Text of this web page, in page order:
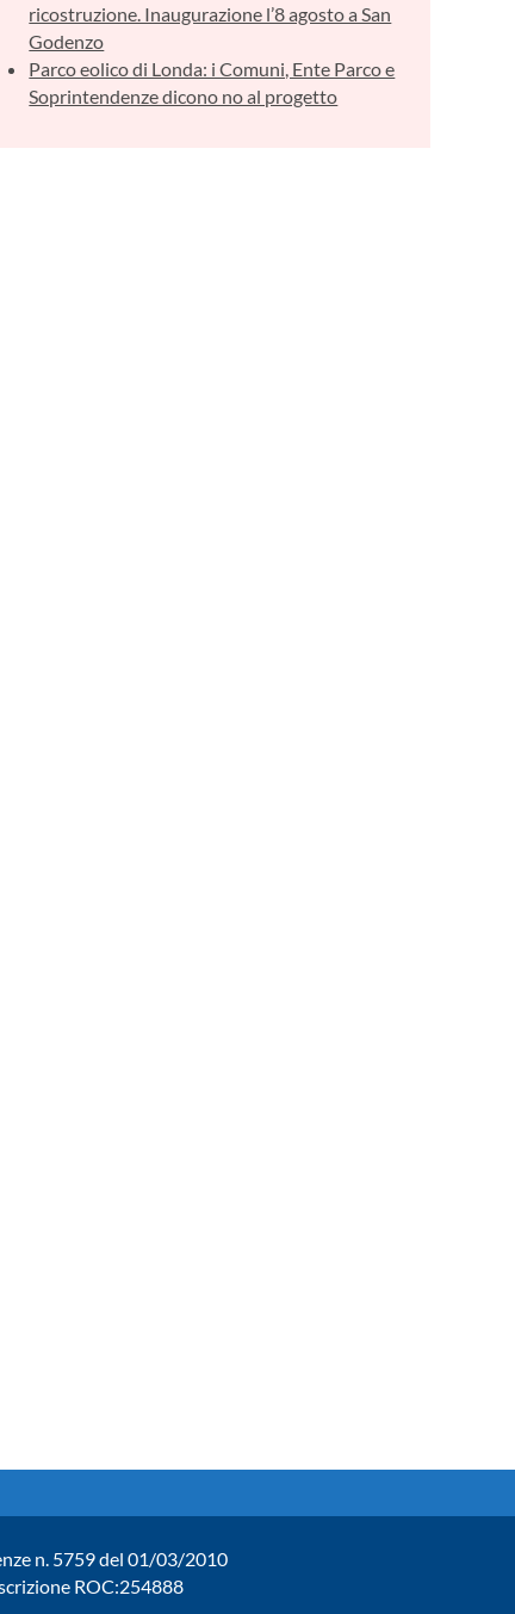
ricostruzione. Inaugurazione l’8 agosto a San
Godenzo
Parco eolico di Londa: i Comuni, Ente Parco e
Soprintendenze dicono no al progetto
n. 5759 del 01/03/2010
ROC:254888